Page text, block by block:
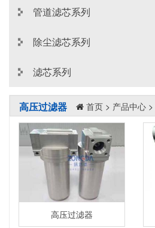
管道滤芯系列
除尘滤芯系列
滤芯系列
高压过滤器 首页 > 产品中心 >
高压过滤器